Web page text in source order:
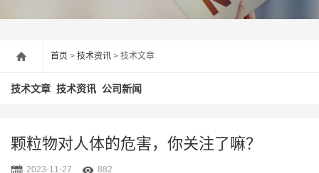
首页 > 技术资讯 > 技术文章
技术文章 技术资讯 公司新闻
颗粒物对人体的危害，你关注了嘛？
2023-11-27 882